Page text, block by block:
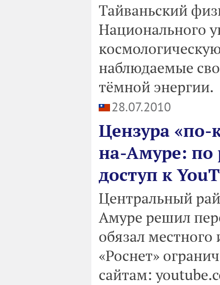
Тайваньский
Национального
наблюдаемые
тёмной энергии.
28.07.2010
Цензура «по-
на-Амуре: по
доступ к
Центральный
Амуре решил
обязал
«Роснет»
сайтам: